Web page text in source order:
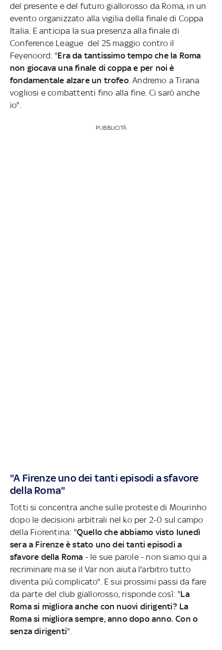
del presente e del futuro giallorosso da Roma, in un
evento organizzato alla vigilia della finale di Coppa
Italia. E anticipa la sua presenza alla finale di
Conference League del 25 maggio contro il
Feyenoord: "Era da tantissimo tempo che la Roma
non giocava una finale di coppa e per noi è
fondamentale alzare un trofeo. Andremo a Tirana
vogliosi e combattenti fino alla fine. Ci sarò anche
io".
PUBBLICITÀ
"A Firenze uno dei tanti episodi a sfavore
della Roma"
Totti si concentra anche sulle proteste di Mourinho
dopo le decisioni arbitrali nel ko per 2-0 sul campo
della Fiorentina: "Quello che abbiamo visto lunedì
sera a Firenze è stato uno dei tanti episodi a
sfavore della Roma - le sue parole - non siamo qui a
recriminare ma se il Var non aiuta l'arbitro tutto
diventa più complicato". E sui prossimi passi da fare
da parte del club giallorosso, risponde così: "La
Roma si migliora anche con nuovi dirigenti? La
Roma si migliora sempre, anno dopo anno. Con o
senza dirigenti".